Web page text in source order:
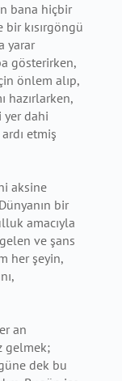
bana hiçbir
bir kısırgöngü
yarar
gösterirken,
önlem alıp,
hazırlarken,
yer dahi
etmiş
aksine
bir
amacıyla
ve şans
her şeyin,
an
gelmek;
dek bu